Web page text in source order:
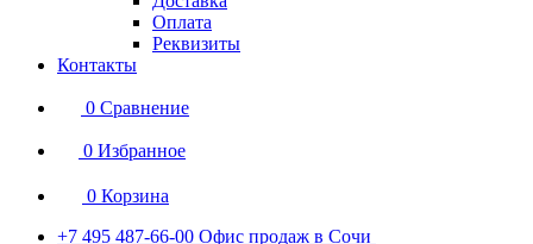
Оплата
Реквизиты
Контакты
0 Сравнение
0 Избранное
0 Корзина
+7 495 487-66-00 Офис продаж в Сочи